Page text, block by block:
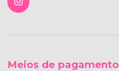
Meios de pagamento